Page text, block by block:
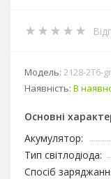
Модель: 2128-2T6-
Наявність: В
Основні
Акумулятор:
Тип світлодіода:
Спосіб